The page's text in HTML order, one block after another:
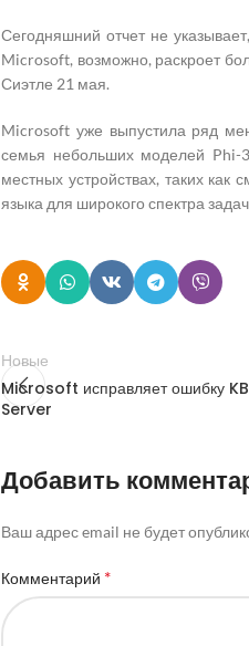
Сегодняшний отчет не
Microsoft, возможно, раскроет
Сиэтле 21 мая.
Microsoft уже выпустила ряд
семья небольших моделей
местных устройствах, таких
языка для широкого спектра
Новые
Microsoft исправляет ошибку
Server
Добавить
Ваш адрес email не будет
Комментарий *